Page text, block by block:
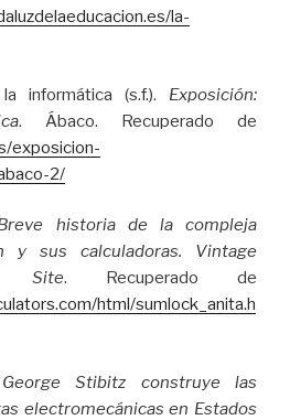
la-
informática (s.f.). Exposición:
. Ábaco. Recuperado de
exposicion-
2/
historia de la compleja
y sus calculadoras. Vintage
Site. Recuperado de
html/sumlock_anita.h
George Stibitz construye las
electromecánicas en Estados